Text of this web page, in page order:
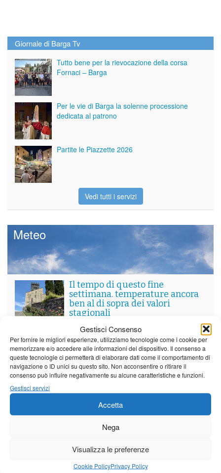
Gestisci Consenso
Per fornire le migliori esperienze, utilizziamo tecnologie come i cookie per
memorizzare e/o accedere alle informazioni del dispositivo. Il consenso a
queste tecnologie ci permetterà di elaborare dati come il comportamento di
navigazione o ID unici su questo sito. Non acconsentire o ritirare il
consenso può influire negativamente su alcune caratteristiche e funzioni.
Gestisci servizi
Accetta
Nega
Visualizza le preferenze
Cookie PolicyPrivacy Policy
Giornale di Barga Tv
Tutto bene per la rievocazione della corsa
Fornaci – Barga
Per le vie di Barga la solenne processione
dedicata al patrono
Partite le Piazzette 2026
Vedi tutti i servizi
Meteo
Il tempo di questo fine
settimana. temperature ancora
ben al di sopra dei valori
stagionali
Venerdì Sabato Domenica
Borgo a Mozzano
24°C|37°C 21°C|38°C 22°C|38°C
Barga